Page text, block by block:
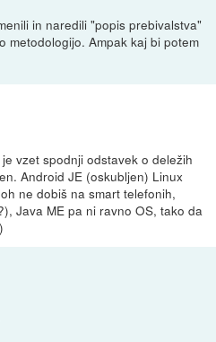
in naredili "popis prebivalstva"
metodologijo. Ampak kaj bi potem
vzet spodnji odstavek o deležih
Android JE (oskubljen) Linux
ne dobiš na smart telefonih,
Java ME pa ni ravno OS, tako da